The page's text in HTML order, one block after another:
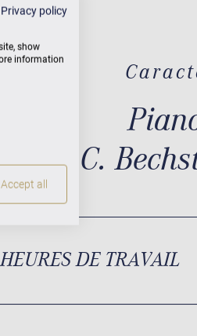
C.
HEURES DE TRAVAIL
Privacy policy
show
information
Accept all